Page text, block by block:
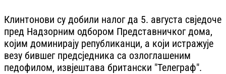
Клинтонови су добили налог да 5. августа свједоче
пред Надзорним одбором Представничког дома,
којим доминирају републиканци, а који истражује
везу бившег предсједника са озлоглашеним
педофилом, извјештава британски "Телеграф".